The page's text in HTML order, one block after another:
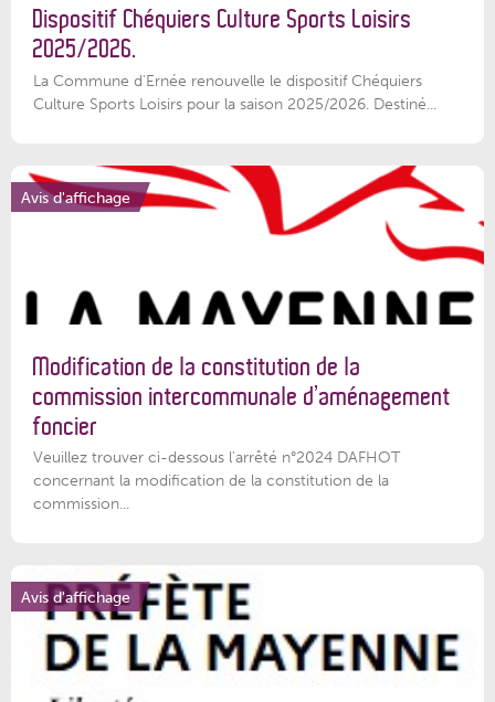
Dispositif Chéquiers Culture Sports Loisirs
2025/2026.
La Commune d'Ernée renouvelle le dispositif Chéquiers
Culture Sports Loisirs pour la saison 2025/2026. Destiné...
Avis d'affichage
Modification de la constitution de la
commission intercommunale d’aménagement
foncier
Veuillez trouver ci-dessous l'arrêté n°2024 DAFHOT
concernant la modification de la constitution de la
commission...
Avis d'affichage